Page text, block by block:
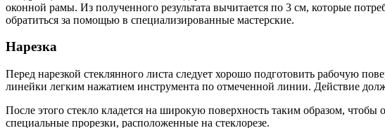
оконной рамы. Из полученного результата вычитается по 3 см, которые
обратиться за помощью в специализированные мастерские.
Нарезка
Перед нарезкой стеклянного листа следует хорошо подготовить рабочую
линейки легким нажатием инструмента по отмеченной линии. Действие
После этого стекло кладется на широкую поверхность таким образом,
специальные прорезки, расположенные на стеклорезе.